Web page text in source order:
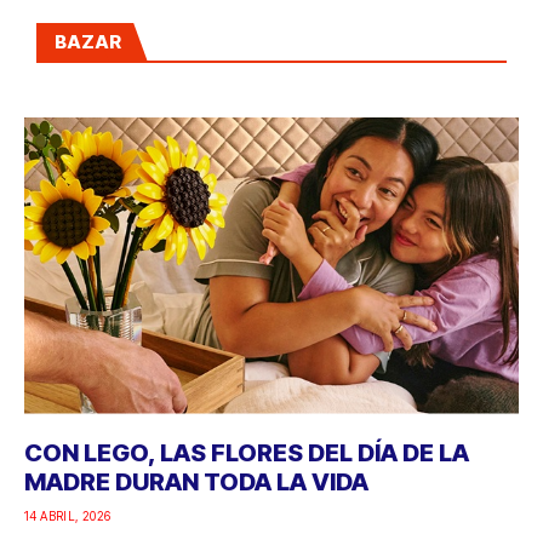
BAZAR
CON LEGO, LAS FLORES DEL DÍA DE LA
MADRE DURAN TODA LA VIDA
14 ABRIL, 2026